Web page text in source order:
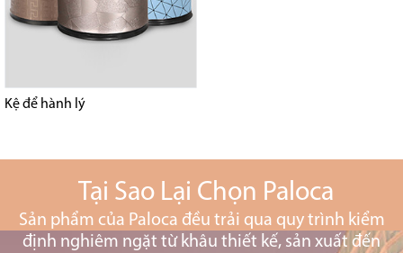
Kệ để hành lý
Tại Sao Lại Chọn Paloca
Sản phẩm của Paloca đều trải qua quy trình kiểm
định nghiêm ngặt từ khâu thiết kế, sản xuất đến